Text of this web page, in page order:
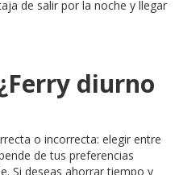
de salir por la noche y llegar
diurno
o incorrecta: elegir entre
de tus preferencias
Si deseas ahorrar tiempo y